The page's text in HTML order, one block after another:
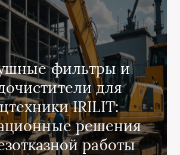
фильтры и
для
IRILIT:
решения
работы